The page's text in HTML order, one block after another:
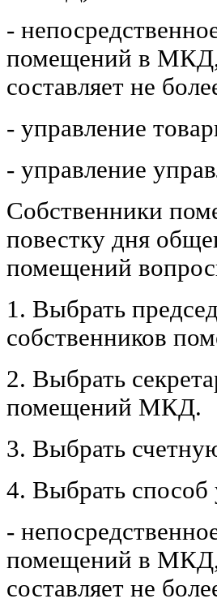
-
помещений в МКД,
составляет не
- управление
- управление
Собственники
повестку дня
помещений
1. Выбрать
собственников
2. Выбрать
помещений МКД.
3. Выбрать
4. Выбрать
-
помещений в МКД,
составляет не